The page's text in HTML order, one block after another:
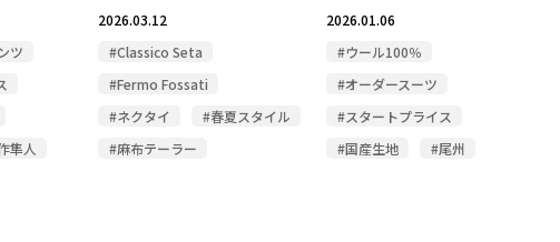
ツ
隼人
2026.03.12
#Classico Seta
#Fermo Fossati
#ネクタイ
#春夏スタイル
#麻布テーラー
2026.01.06
#ウール100％
#オーダースーツ
#スタートプライス
#国産生地
#尾州